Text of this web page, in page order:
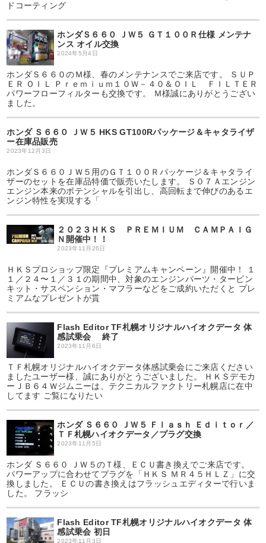
ドコーティング
ホンダＳ６６０ ＪＷ５ ＧＴ１００Ｒ仕様 メンテナ
ンス オイル交換
2024年5月4日
ホンダＳ６６０のＭ様、春のメンテナンスでご来店です。 ＳＵＰ
ＥＲ ＯＩＬ Ｐｒｅｍｉｕｍ１０Ｗ－４０＆ＯＩＬ ＦＩＬＴＥＲ
パワーフローフィルターも交換です。 Ｍ様誠にありがとうござい
ました。
ホンダ Ｓ６６０ ＪＷ５ HKS GT100Rパッケージ＆キャタライザ
ー在庫品販売
2023年12月3日
ホンダＳ６６０ＪＷ５用のＧＴ１００Ｒパッケージ＆キャタライ
ザーのセットを在庫品特価で販売いたします。 Ｓ０７Ａエンジン
エンジン本来のポテンシャルを引出し、高回転まで伸びのあるエ
ンジン特性を実現する「
２０２３ＨＫＳ ＰＲＥＭＩＵＭ ＣＡＭＰＡＩＧ
Ｎ開催中！！
2023年11月26日
ＨＫＳプロショップ限定『プレミアムキャンペーン』開催中！ １
１／２４〜１／３１の期間中、対象のエンジンパーツ・タービン
キット・サスペンション・マフラーなどをご成約いただくと プレ
ミアムなプレゼントが貰
Flash Editor TF札幌オリジナルハイオクデータ 体
感試乗会 終了
2023年11月6日
ＴＦ札幌オリジナルハイオクデータ体感試乗会にご来店ください
ましたユーザー様、誠にありがとうございました。 ＨＫＳデモカ
ーＪＢ６４Ｗジムニーは、テクニカルファクトリー札幌店に在中
してます ご覧になりたい
ホンダ Ｓ６６０ ＪＷ５ Ｆｌａｓｈ Ｅｄｉｔｏｒ／
ＴＦ札幌ハイオクデータ／プラグ交換
2023年11月5日
ホンダ Ｓ６６０ ＪＷ５のＴ様、ＥＣＵ書き換えでご来店です。
パワーアップに合わせてプラグを「ＨＫＳ ＭＲ４５ＨＬＺ」に交
換しました。 ＥＣＵの書き換えはフラッシュエディターで行いま
した。 フラッシ
Flash Editor TF札幌オリジナルハイオクデータ 体
感試乗会 初日
2023年11月3日